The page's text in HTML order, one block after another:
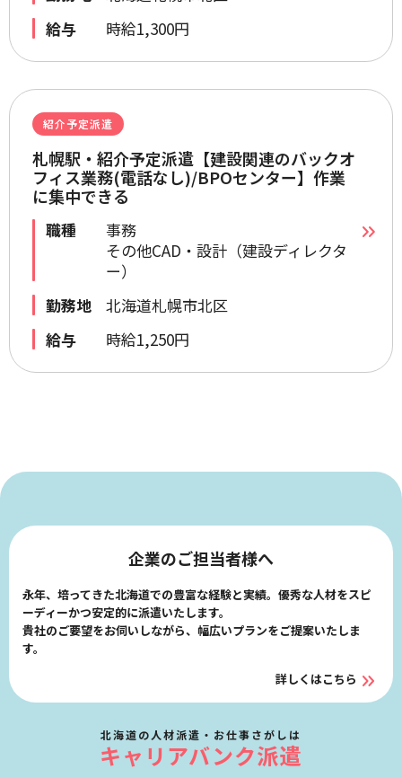
給与
時給1,300円
紹介予定派遣
札幌駅・紹介予定派遣【建設関連のバックオ
フィス業務(電話なし)/BPOセンター】作業
に集中できる
職種
事務
その他CAD・設計（建設ディレクタ
ー）
勤務地
北海道札幌市北区
給与
時給1,250円
企業のご担当者様へ
永年、培ってきた北海道での豊富な経験と実績。優秀な人材をスピ
ーディーかつ安定的に派遣いたします。
貴社のご要望をお伺いしながら、幅広いプランをご提案いたしま
す。
詳しくはこちら
北海道の人材派遣・お仕事さがしは
キャリアバンク派遣